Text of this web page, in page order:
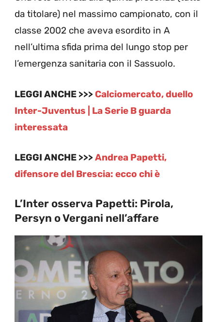
da titolare) nel massimo campionato, con il
classe 2002 che aveva esordito in A
nell’ultima sfida prima del lungo stop per
l’emergenza sanitaria con il Sassuolo.
LEGGI ANCHE >>> Calciomercato, duello
Inter-Juventus | La Serie B guarda
interessata
LEGGI ANCHE >>>Andrea Papetti,
difensore del Brescia: ecco chi è
L’Inter osserva Papetti: Pirola,
Persyn o Vergani nell’affare